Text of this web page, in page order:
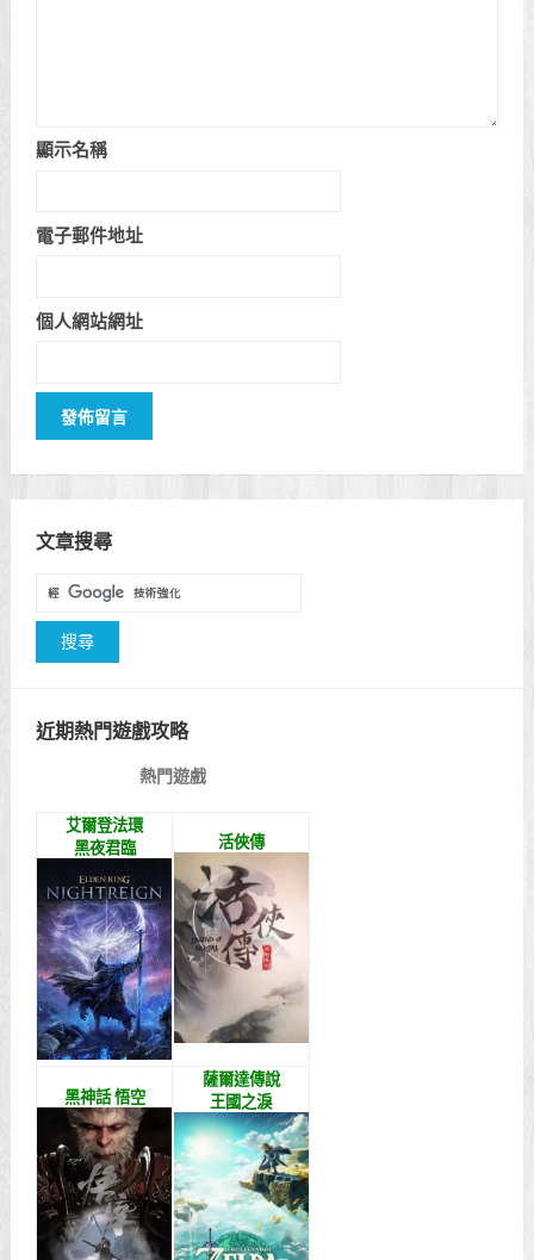
顯示名稱
電子郵件地址
個人網站網址
文章搜尋
近期熱門遊戲攻略
熱門遊戲
艾爾登法環
黑夜君臨
活俠傳
黑神話 悟空
薩爾達傳說
王國之淚